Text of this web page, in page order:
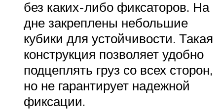
без каких-либо фиксаторов. На
дне закреплены небольшие
кубики для устойчивости. Такая
конструкция позволяет удобно
подцеплять груз со всех сторон,
но не гарантирует надежной
фиксации.